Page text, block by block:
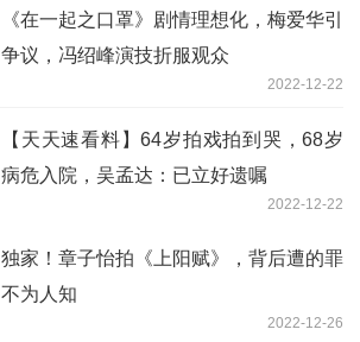
《在一起之口罩》剧情理想化，梅爱华引
争议，冯绍峰演技折服观众
2022-12-22
【天天速看料】64岁拍戏拍到哭，68岁
病危入院，吴孟达：已立好遗嘱
2022-12-22
独家！章子怡拍《上阳赋》，背后遭的罪
不为人知
2022-12-26